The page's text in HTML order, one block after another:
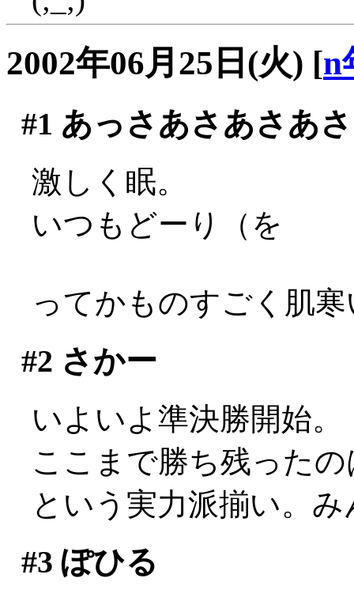
2002年06月25日(火) [n
#1 あっさあさあさあさ
激しく眠。
いつもどーり（を
ってかものすごく肌
#2 さかー
いよいよ準決勝開始。
ここまで勝ち残った
という実力派揃い。
#3 ぽひる